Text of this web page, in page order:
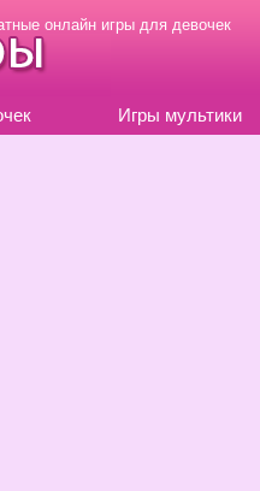
онлайн игры для девочек
Игры мультики